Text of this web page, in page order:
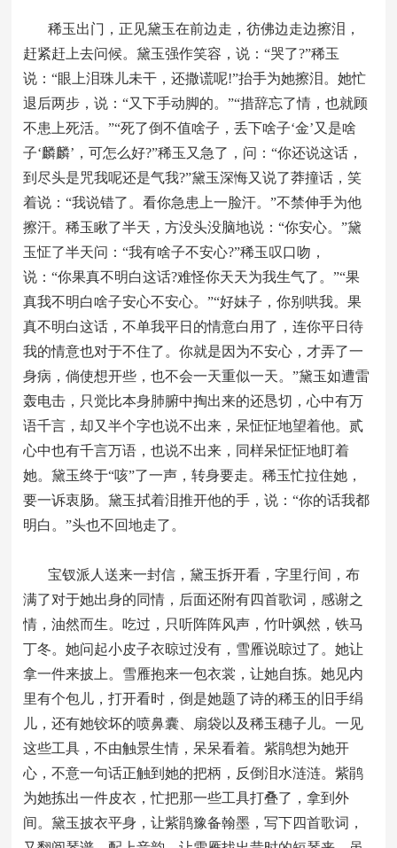
稀玉出门，正见黛玉在前边走，彷佛边走边擦泪，
赶紧赶上去问候。黛玉强作笑容，说：“哭了?”稀玉
说：“眼上泪珠儿未干，还撒谎呢!”抬手为她擦泪。她忙
退后两步，说：“又下手动脚的。”“措辞忘了情，也就顾
不患上死活。”“死了倒不值啥子，丢下啥子‘金’又是啥
子‘麟麟’，可怎么好?”稀玉又急了，问：“你还说这话，
到尽头是咒我呢还是气我?”黛玉深悔又说了莽撞话，笑
着说：“我说错了。看你急患上一脸汗。”不禁伸手为他
擦汗。稀玉瞅了半天，方没头没脑地说：“你安心。”黛
玉怔了半天问：“我有啥子不安心?”稀玉叹口吻，
说：“你果真不明白这话?难怪你天天为我生气了。”“果
真我不明白啥子安心不安心。”“好妹子，你别哄我。果
真不明白这话，不单我平日的情意白用了，连你平日待
我的情意也对于不住了。你就是因为不安心，才弄了一
身病，倘使想开些，也不会一天重似一天。”黛玉如遭雷
轰电击，只觉比本身肺腑中掏出来的还恳切，心中有万
语千言，却又半个字也说不出来，呆怔怔地望着他。贰
心中也有千言万语，也说不出来，同样呆怔怔地盯着
她。黛玉终于“咳”了一声，转身要走。稀玉忙拉住她，
要一诉衷肠。黛玉拭着泪推开他的手，说：“你的话我都
明白。”头也不回地走了。
宝钗派人送来一封信，黛玉拆开看，字里行间，布
满了对于她出身的同情，后面还附有四首歌词，感谢之
情，油然而生。吃过，只听阵阵风声，竹叶飒然，铁马
丁冬。她问起小皮子衣晾过没有，雪雁说晾过了。她让
拿一件来披上。雪雁抱来一包衣裳，让她自拣。她见内
里有个包儿，打开看时，倒是她题了诗的稀玉的旧手绢
儿，还有她铰坏的喷鼻囊、扇袋以及稀玉穗子儿。一见
这些工具，不由触景生情，呆呆看着。紫鹃想为她开
心，不意一句话正触到她的把柄，反倒泪水涟涟。紫鹃
为她拣出一件皮衣，忙把那一些工具打叠了，拿到外
间。黛玉披衣平身，让紫鹃豫备翰墨，写下四首歌词，